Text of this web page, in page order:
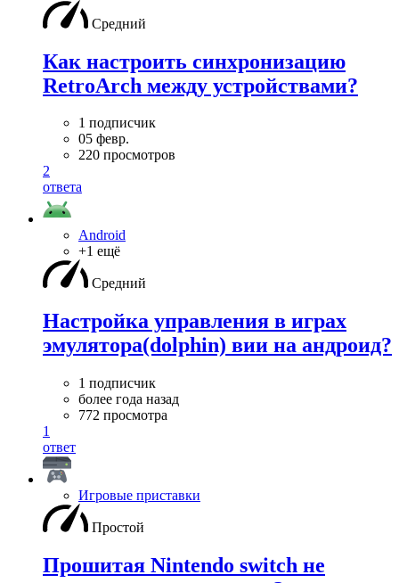
Средний
Как настроить синхронизацию
RetroArch между устройствами?
1 подписчик
05 февр.
220 просмотров
2
ответа
Android
+1 ещё
Средний
Настройка управления в играх
эмулятора(dolphin) вии на андроид?
1 подписчик
более года назад
772 просмотра
1
ответ
Игровые приставки
Простой
Прошитая Nintendo switch не